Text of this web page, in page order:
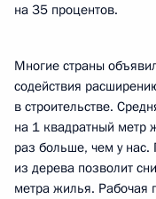
на 35 процентов.
Многие страны
содействия
в строительстве.
на 1 квадратный метр
раз больше, чем у нас.
из дерева позволит
метра жилья. Рабочая